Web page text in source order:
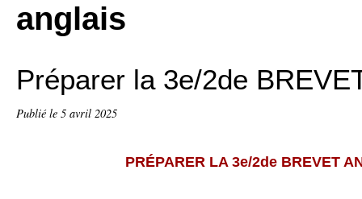
anglais
Préparer la 3e/2de
Publié le 5 avril 2025
PRÉPARER LA 3e/2de BREVET